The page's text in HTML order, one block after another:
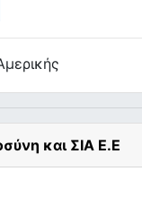
και ΣΙΑ Ε.Ε